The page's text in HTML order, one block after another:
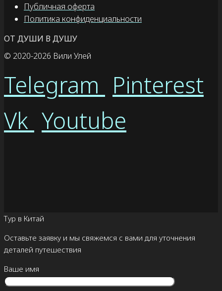
Публичная оферта
Политика конфиденциальности
ОТ ДУШИ В ДУШУ
© 2020-2026 Вили Улей
Telegram Pinterest
Vk Youtube
Тур в Китай
Оставьте заявку и мы свяжемся с вами для уточнения
деталей путешествия
Ваше имя